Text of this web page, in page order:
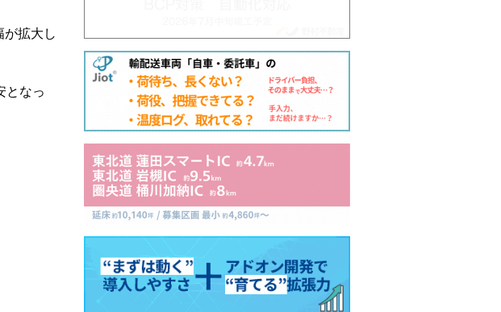
拡大し
となっ